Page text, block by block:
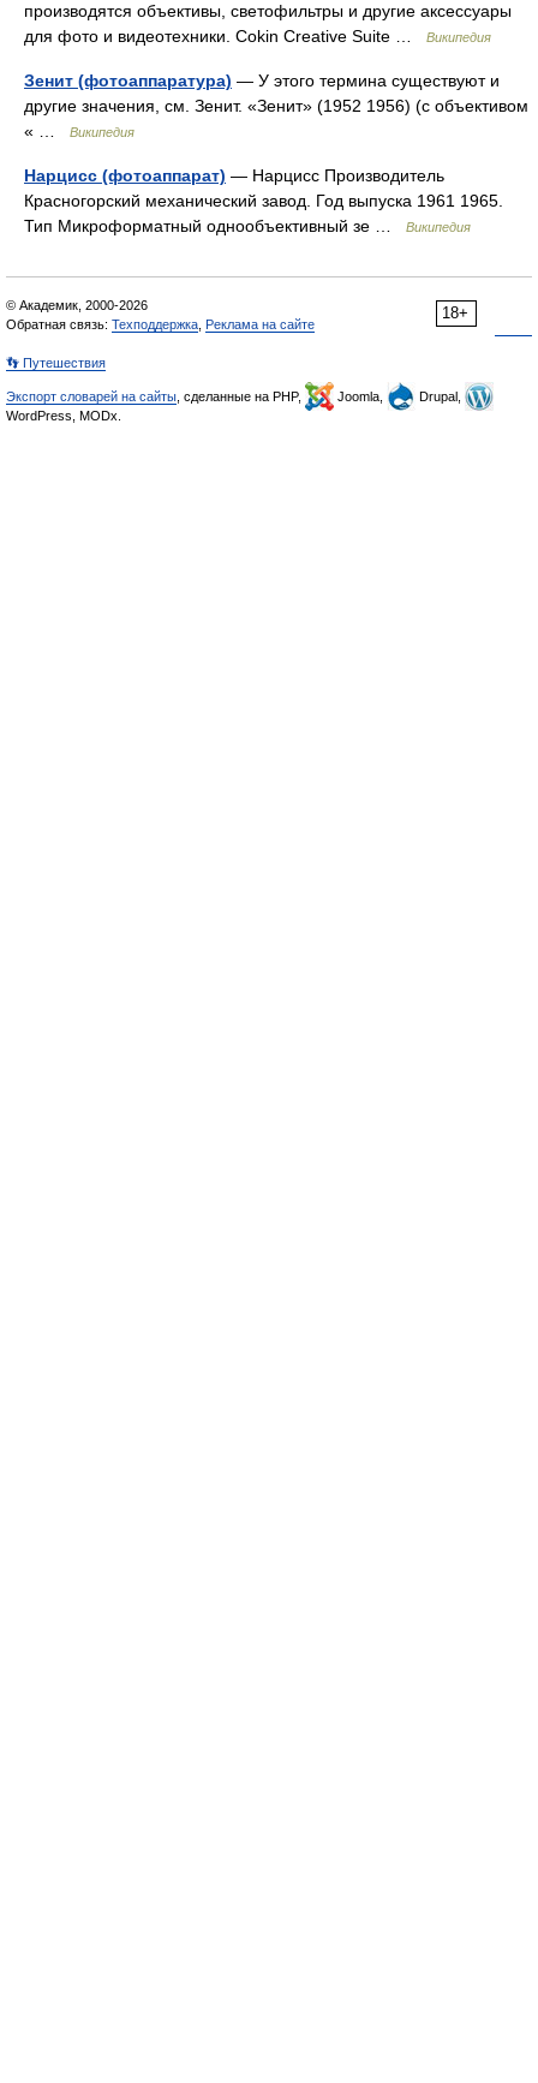
производятся объективы, светофильтры и другие аксессуары
для фото и видеотехники. Cokin Creative Suite …
Википедия
Зенит (фотоаппаратура) — У этого термина существуют и
другие значения, см. Зенит. «Зенит» (1952 1956) (с объективом
« …
Википедия
Нарцисс (фотоаппарат) — Нарцисс Производитель
Красногорский механический завод. Год выпуска 1961 1965.
Тип Микроформатный однообъективный зе …
Википедия
18+
© Академик, 2000-2026
Обратная связь: Техподдержка Реклама на сайте
👣 Путешествия
Экспорт словарей на сайты , сделанные на PHP, Joomla,
Drupal,
WordPress, MODx.